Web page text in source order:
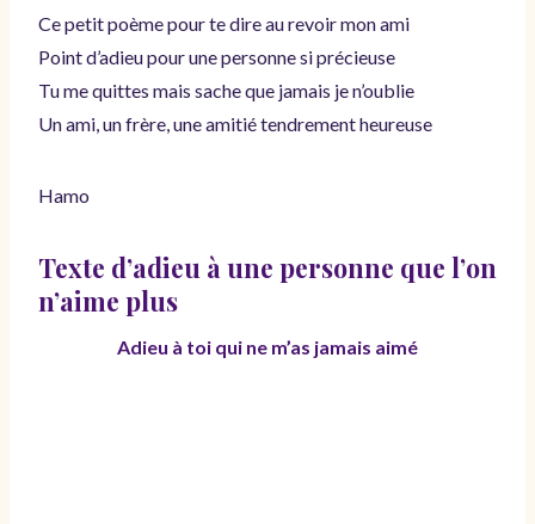
Ce petit poème pour te dire au revoir mon ami
Point d’adieu pour une personne si précieuse
Tu me quittes mais sache que jamais je n’oublie
Un ami, un frère, une amitié tendrement heureuse
Hamo
Texte d’adieu à une personne que l’on
n’aime plus
Adieu à toi qui ne m’as jamais aimé